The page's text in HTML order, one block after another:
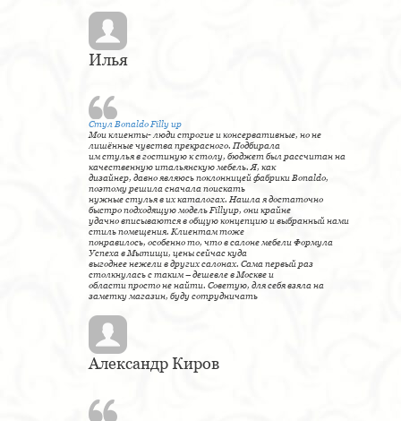
Илья
Стул Bonaldo Filly up
Мои клиенты- люди строгие и консервативные, но не
лишённые чувства прекрасного. Подбирала
им стулья в гостиную к столу, бюджет был рассчитан на
качественную итальянскую мебель. Я, как
дизайнер, давно являюсь поклонницей фабрики Bonaldo,
поэтому решила сначала поискать
нужные стулья в их каталогах. Нашла я достаточно
быстро подходящую модель Fillyup, они крайне
удачно вписываются в общую концепцию и выбранный нами
стиль помещения. Клиентам тоже
понравилось, особенно то, что в салоне мебели Формула
Успеха в Мытищи, цены сейчас куда
выгоднее нежели в других салонах. Сама первый раз
столкнулась с таким – дешевле в Москве и
области просто не найти. Советую, для себя взяла на
заметку магазин, буду сотрудничать
Александр Киров